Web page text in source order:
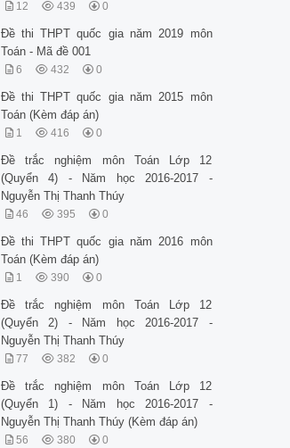
12 439 0
Đề thi THPT quốc gia năm 2019 môn
Toán - Mã đề 001
6 432 0
Đề thi THPT quốc gia năm 2015 môn
Toán (Kèm đáp án)
1 416 0
Đề trắc nghiệm môn Toán Lớp 12
(Quyển 4) - Năm học 2016-2017 -
Nguyễn Thị Thanh Thúy
46 395 0
Đề thi THPT quốc gia năm 2016 môn
Toán (Kèm đáp án)
1 390 0
Đề trắc nghiệm môn Toán Lớp 12
(Quyển 2) - Năm học 2016-2017 -
Nguyễn Thị Thanh Thúy
77 382 0
Đề trắc nghiệm môn Toán Lớp 12
(Quyển 1) - Năm học 2016-2017 -
Nguyễn Thị Thanh Thúy (Kèm đáp án)
56 380 0